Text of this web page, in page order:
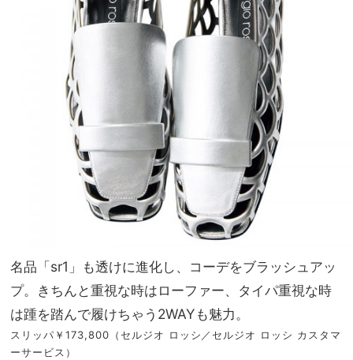
名品「sr1」も透けに進化し、コーデをブラッシュアッ
プ。きちんと重視な時はローファー、タイパ重視な時
は踵を踏んで履けちゃう2WAYも魅力。
スリッパ￥173,800（セルジオ ロッシ／セルジオ ロッシ カスタマ
ーサービス）